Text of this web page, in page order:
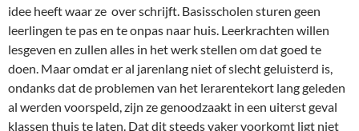
idee heeft waar ze over schrijft. Basisscholen sturen geen
leerlingen te pas en te onpas naar huis. Leerkrachten willen
lesgeven en zullen alles in het werk stellen om dat goed te
doen. Maar omdat er al jarenlang niet of slecht geluisterd is,
ondanks dat de problemen van het lerarentekort lang geleden
al werden voorspeld, zijn ze genoodzaakt in een uiterst geval
klassen thuis te laten. Dat dit steeds vaker voorkomt ligt niet